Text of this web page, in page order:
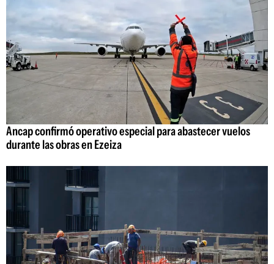
Ancap confirmó operativo especial para abastecer vuelos
durante las obras en Ezeiza